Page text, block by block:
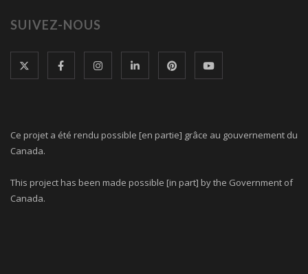
SUIVEZ-NOUS
Ce projet a été rendu possible [en partie] grâce au gouvernement du
Canada.
This project has been made possible [in part] by the Government of
Canada.